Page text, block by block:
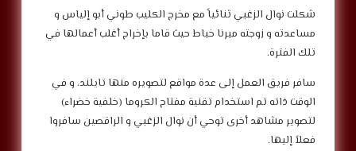
شكلت نوال الزغبي ثنائياً مع مخرج الكليب طوني أبو إلياس و
مساعدته و زوجته ميرنا خياط حيث قاما بإخراج أغلب أعمالها في
تلك الفترة.
سافر فريق العمل إلى عدة مواقع لتصويره منها تايلند، و في
الوقت ذاته تم استخدام تقنية مفتاح الكروما (خلفية خضراء)
لتصوير مشاهد أخرى توحي أن نوال الزغبي و الراقصين سافروا
فعلاً إليها.